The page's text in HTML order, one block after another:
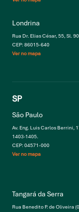
Londrina
Rua Dr. Elias César, 55, Sl.
CEP: 86015-640
Ver no mapa
SP
São Paulo
Av. Eng. Luis Carlos Berrini,
1403-1405.
CEP: 04571-000
Ver no mapa
Tangará da Serra
Rua Benedito P. de Oliveira